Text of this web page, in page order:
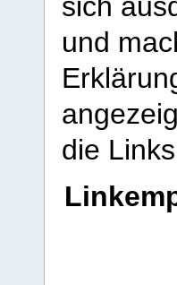
und
die